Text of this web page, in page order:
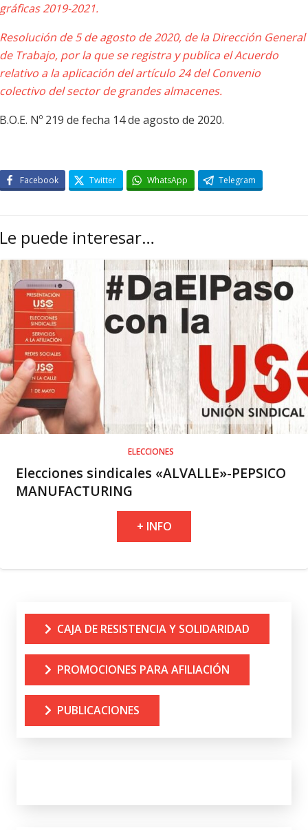
gráficas 2019-2021.
Resolución de 5 de agosto de 2020, de la Dirección General
de Trabajo, por la que se registra y publica el Acuerdo
relativo a la aplicación del artículo 24 del Convenio
colectivo del sector de grandes almacenes.
B.O.E. Nº 219 de fecha 14 de agosto de 2020.
Facebook Twitter WhatsApp Telegram
Le puede interesar…
ELECCIONES
Elecciones sindicales «ALVALLE»-PEPSICO
MANUFACTURING
+ INFO
CAJA DE RESISTENCIA Y SOLIDARIDAD
PROMOCIONES PARA AFILIACIÓN
PUBLICACIONES